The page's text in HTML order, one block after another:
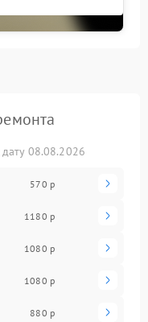
08.08.2026
570 р
1180 р
1080 р
1080 р
880 р